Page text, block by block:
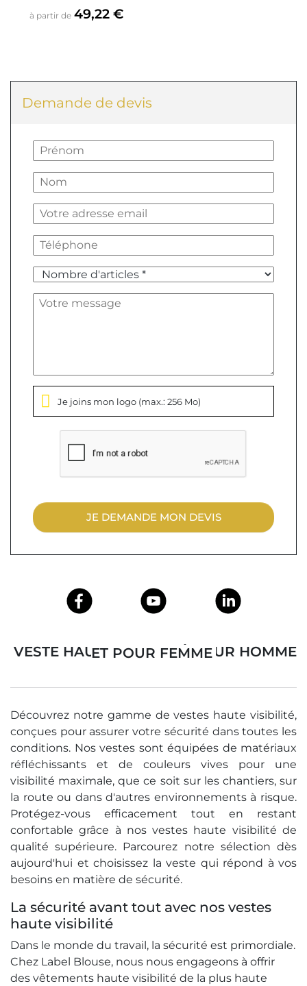
à partir de Prix
49,22 €
Demande de devis
Je joins mon logo (max.: 256 Mo)
JE DEMANDE MON DEVIS
VESTE HAUTE VISIBILITÉ POUR HOMME ET POUR FEMME
Découvrez notre gamme de vestes haute visibilité,
conçues pour assurer votre sécurité dans toutes les
conditions. Nos vestes sont équipées de matériaux
réfléchissants et de couleurs vives pour une
visibilité maximale, que ce soit sur les chantiers, sur
la route ou dans d'autres environnements à risque.
Protégez-vous efficacement tout en restant
confortable grâce à nos vestes haute visibilité de
qualité supérieure. Parcourez notre sélection dès
aujourd'hui et choisissez la veste qui répond à vos
besoins en matière de sécurité.
La sécurité avant tout avec nos vestes
haute visibilité
Dans le monde du travail, la sécurité est primordiale.
Chez Label Blouse, nous nous engageons à offrir
des vêtements haute visibilité de la plus haute